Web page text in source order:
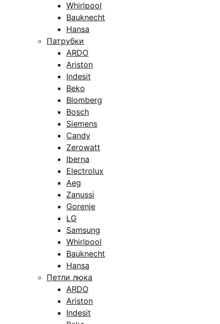
Whirlpool
Bauknecht
Hansa
Патрубки
ARDO
Ariston
Indesit
Beko
Blomberg
Bosch
Siemens
Candy
Zerowatt
Iberna
Electrolux
Aeg
Zanussi
Gorenje
LG
Samsung
Whirlpool
Bauknecht
Hansa
Петли люка
ARDO
Ariston
Indesit